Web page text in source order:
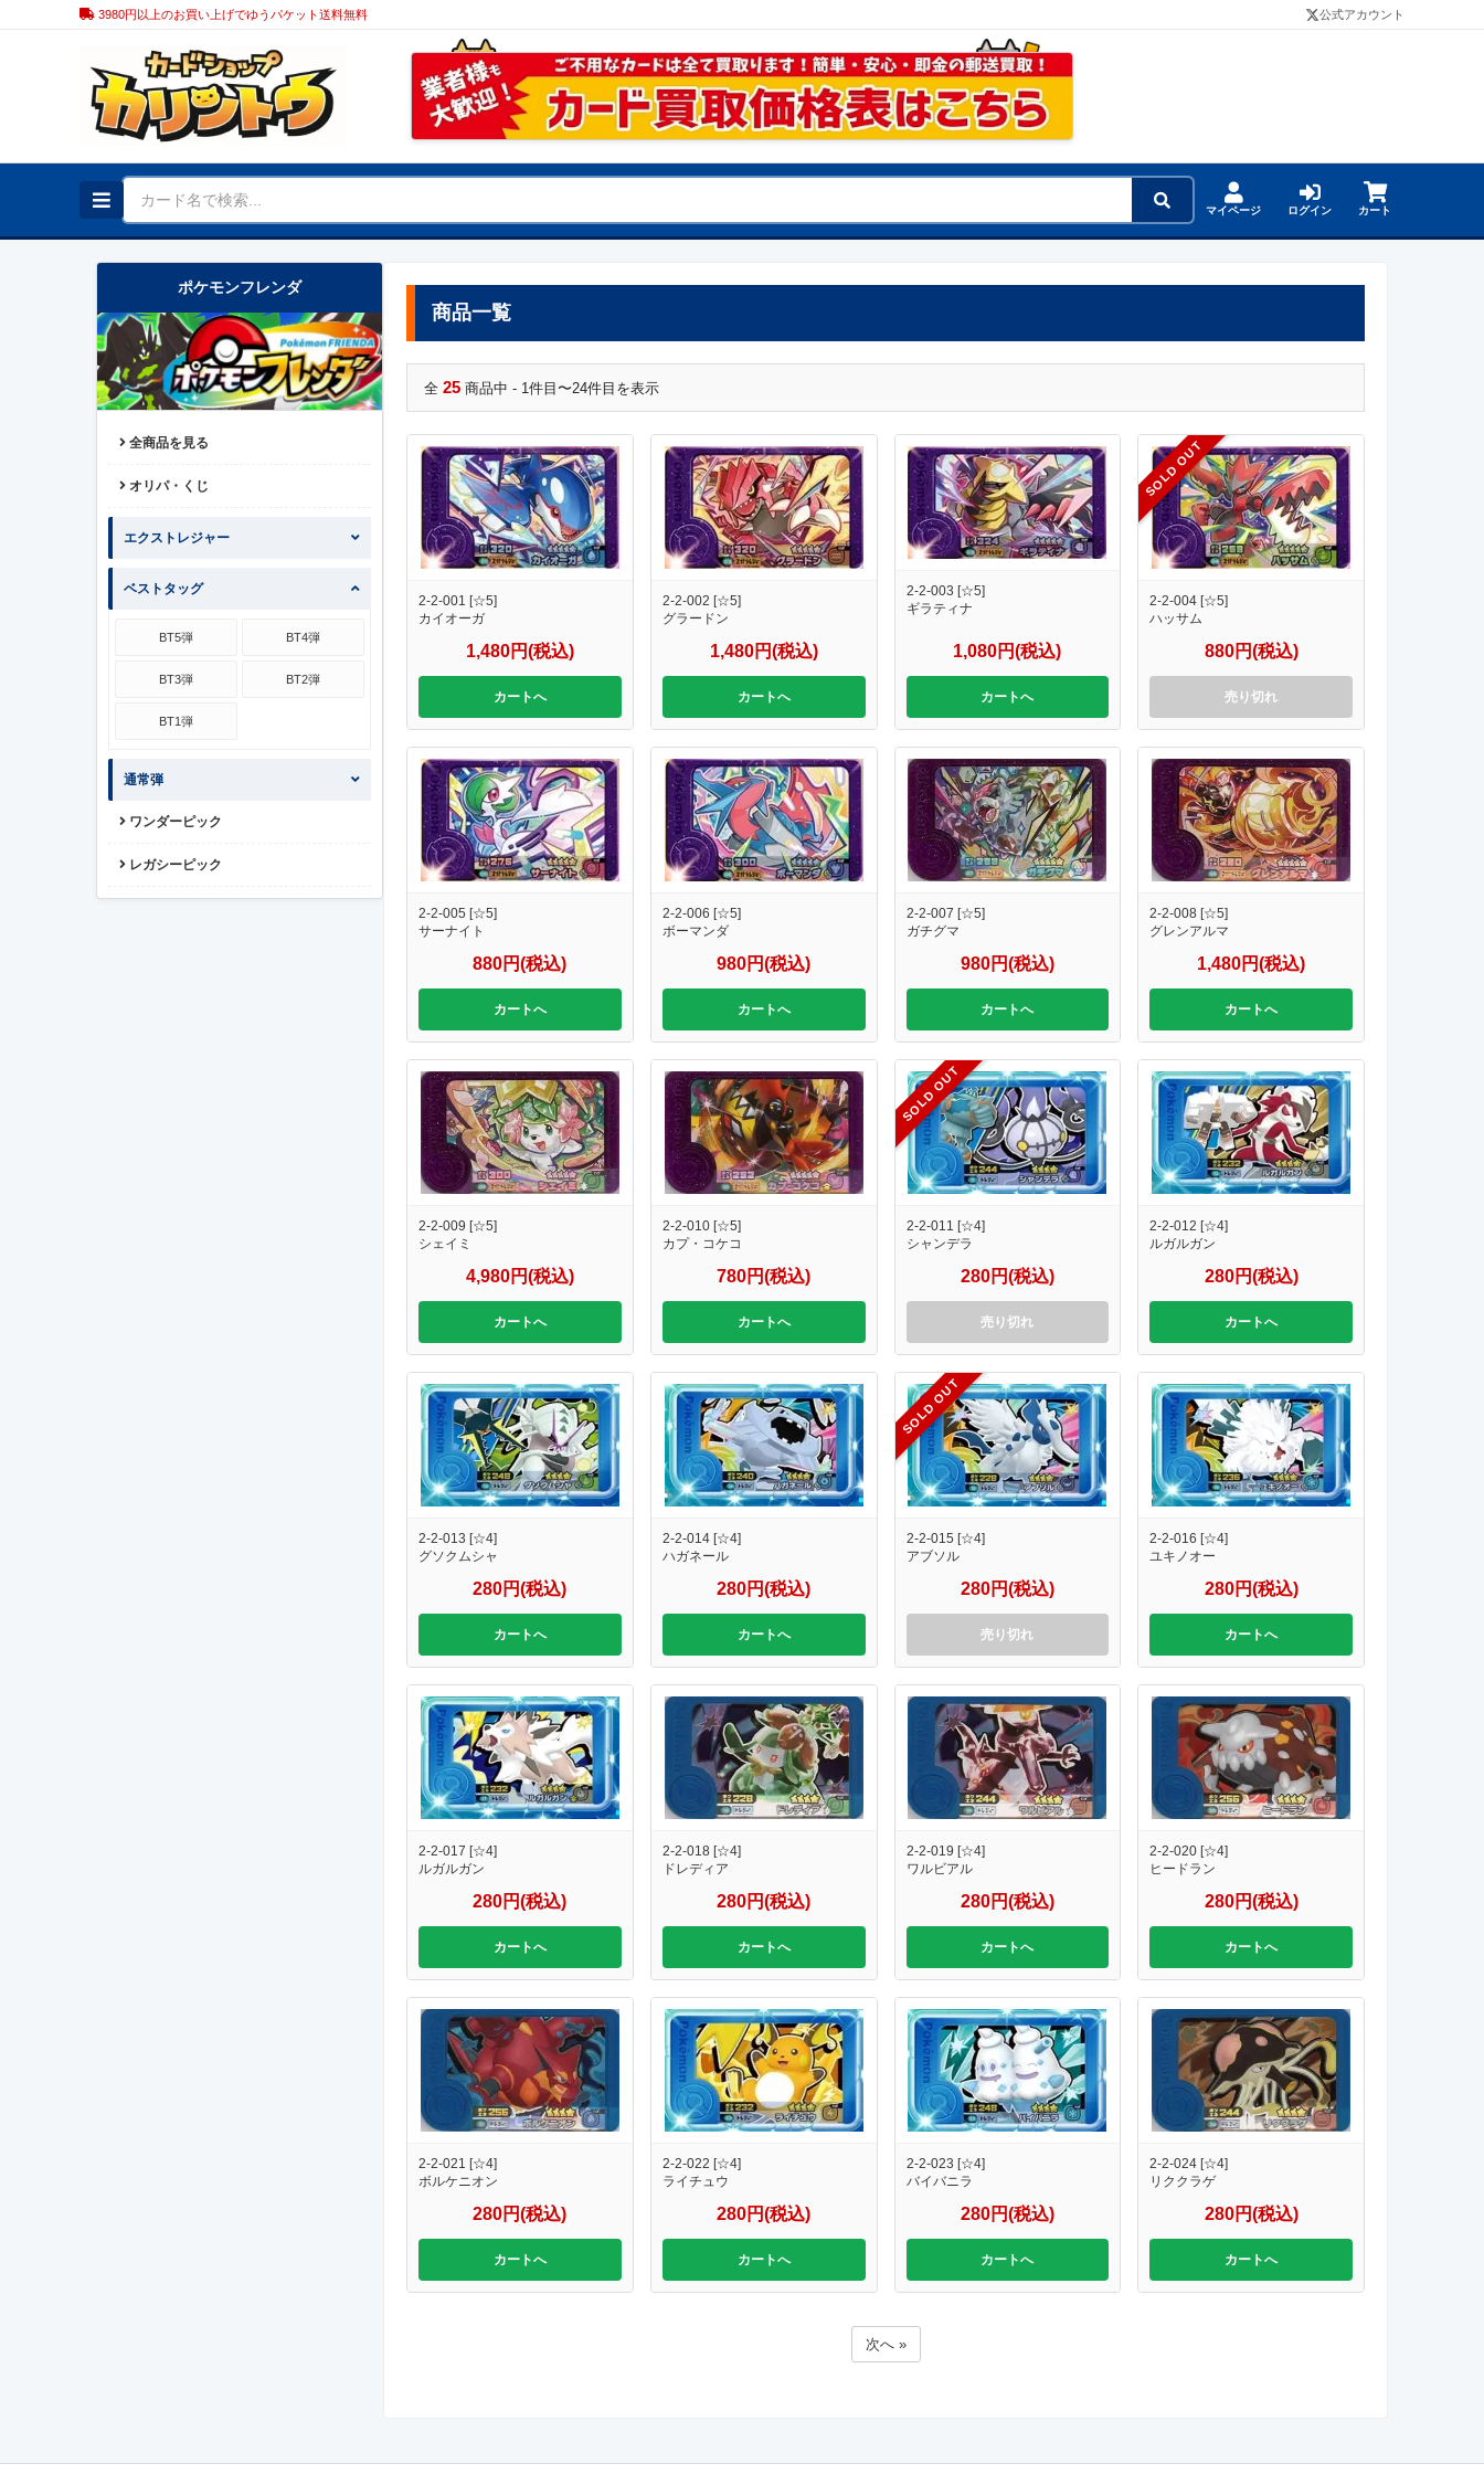
3980円以上のお買い上げでゆうパケット送料無料 公式アカウント
マイページ ログイン カート
ポケモンフレンダ
全商品を見る
オリパ・くじ
エクストレジャー
ベストタッグ
BT5弾 BT4弾
BT3弾 BT2弾
BT1弾
通常弾
ワンダーピック
レガシーピック
商品一覧
全 25 商品中 - 1件目〜24件目を表示
2-2-001 [☆5]
カイオーガ
1,480円(税込)
カートへ
2-2-002 [☆5]
グラードン
1,480円(税込)
カートへ
2-2-003 [☆5]
ギラティナ
1,080円(税込)
カートへ
SOLD OUT
2-2-004 [☆5]
ハッサム
880円(税込)
売り切れ
2-2-005 [☆5]
サーナイト
880円(税込)
カートへ
2-2-006 [☆5]
ボーマンダ
980円(税込)
カートへ
2-2-007 [☆5]
ガチグマ
980円(税込)
カートへ
2-2-008 [☆5]
グレンアルマ
1,480円(税込)
カートへ
2-2-009 [☆5]
シェイミ
4,980円(税込)
カートへ
2-2-010 [☆5]
カプ・コケコ
780円(税込)
カートへ
SOLD OUT
2-2-011 [☆4]
シャンデラ
280円(税込)
売り切れ
2-2-012 [☆4]
ルガルガン
280円(税込)
カートへ
2-2-013 [☆4]
グソクムシャ
280円(税込)
カートへ
2-2-014 [☆4]
ハガネール
280円(税込)
カートへ
SOLD OUT
2-2-015 [☆4]
アブソル
280円(税込)
売り切れ
2-2-016 [☆4]
ユキノオー
280円(税込)
カートへ
2-2-017 [☆4]
ルガルガン
280円(税込)
カートへ
2-2-018 [☆4]
ドレディア
280円(税込)
カートへ
2-2-019 [☆4]
ワルビアル
280円(税込)
カートへ
2-2-020 [☆4]
ヒードラン
280円(税込)
カートへ
2-2-021 [☆4]
ボルケニオン
280円(税込)
カートへ
2-2-022 [☆4]
ライチュウ
280円(税込)
カートへ
2-2-023 [☆4]
バイバニラ
280円(税込)
カートへ
2-2-024 [☆4]
リククラゲ
280円(税込)
カートへ
次へ »